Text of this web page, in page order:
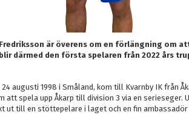
Fredriksson är överens om en förlängning om
därmed den första spelaren från 2022 års
augusti 1998 i Småland, kom till Kvarnby IK från
att spela upp Åkarp till division 3 via en serieseger.
ut till en stöttepelare i laget och en fin